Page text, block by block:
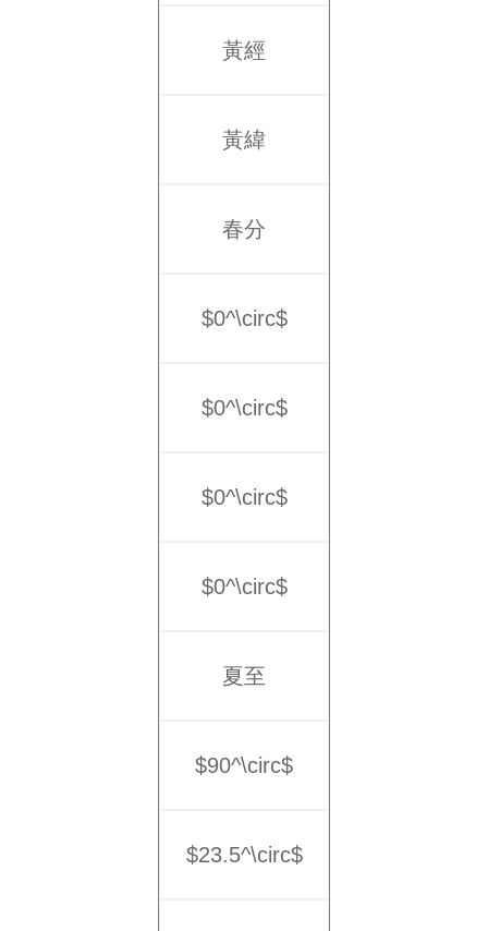
黃經
黃緯
春分
$0^\circ$
$0^\circ$
$0^\circ$
$0^\circ$
夏至
$90^\circ$
$23.5^\circ$